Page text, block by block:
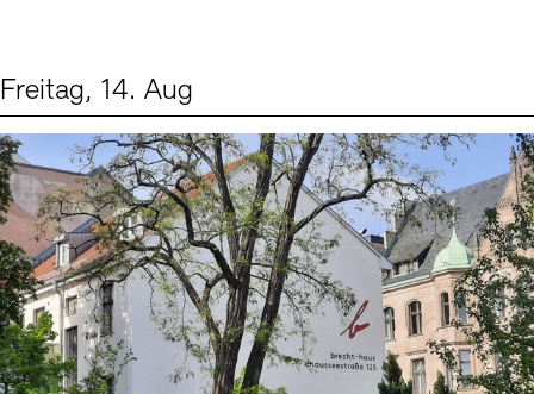
Freitag, 14. Aug